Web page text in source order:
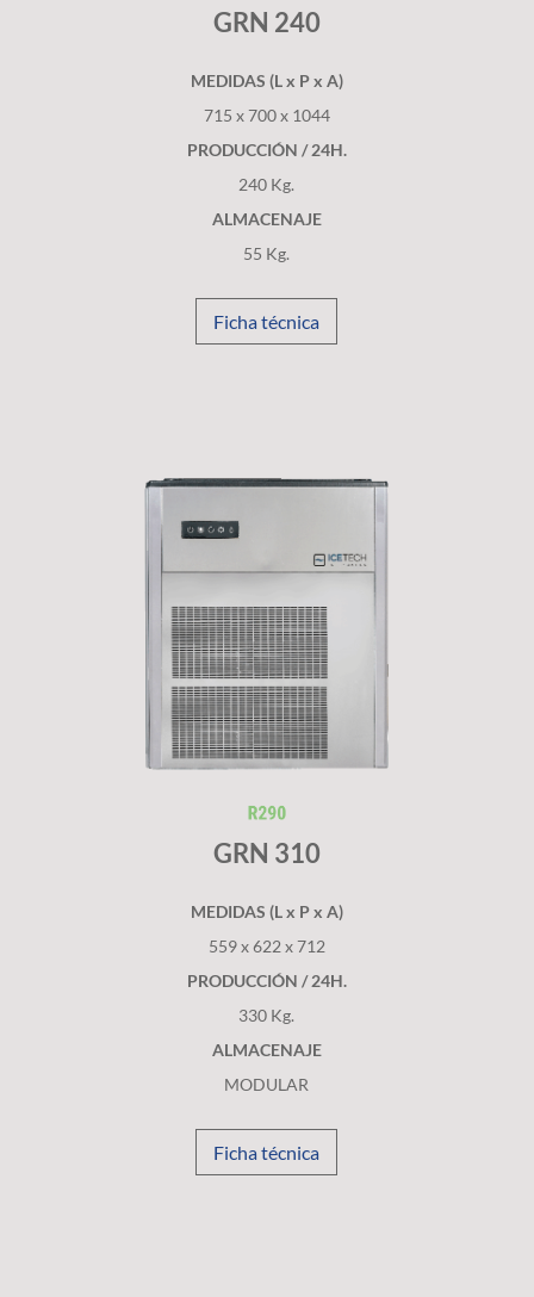
GRN 240
MEDIDAS (L x P x A)
715 x 700 x 1044
PRODUCCIÓN / 24H.
240 Kg.
ALMACENAJE
55 Kg.
Ficha técnica
GRN 310
MEDIDAS (L x P x A)
559 x 622 x 712
PRODUCCIÓN / 24H.
330 Kg.
ALMACENAJE
MODULAR
Ficha técnica